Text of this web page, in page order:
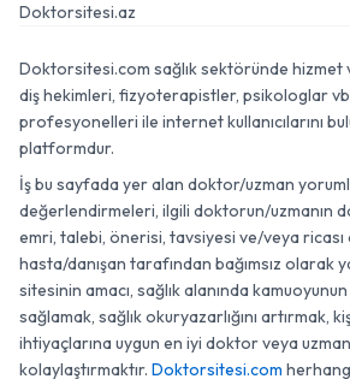
Doktorsitesi.az
Doktorsitesi.com sağlık sektöründe hizmet
diş hekimleri, fizyoterapistler, psikologlar
profesyonelleri ile internet kullanıcılarını
platformdur.
İş bu sayfada yer alan doktor/uzman
değerlendirmeleri, ilgili doktorun/uzmanın
emri, talebi, önerisi, tavsiyesi ve/veya ricası
hasta/danışan tarafından bağımsız olarak
sitesinin amacı, sağlık alanında
sağlamak, sağlık okuryazarlığını artırmak,
ihtiyaçlarına uygun en iyi doktor veya
kolaylaştırmaktır. Doktorsitesi.com